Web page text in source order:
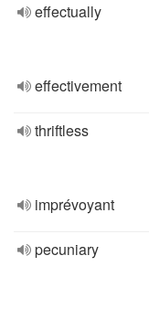
effectually
effectivement
thriftless
imprévoyant
pecuniary